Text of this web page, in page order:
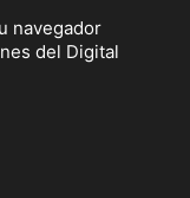
navegador
del Digital